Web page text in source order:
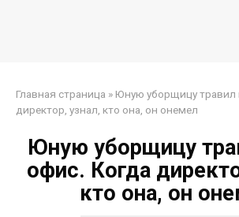
Главная страница » Юную уборщицу травил
директор, узнал, кто она, он онемел
Юную уборщицу
офис. Когда
кто она, он